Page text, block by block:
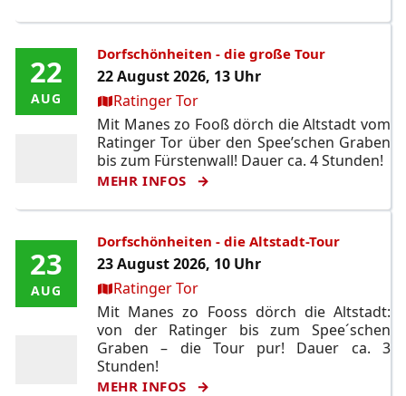
22
AUG
22
AUG
Dorfschönheiten - die große Tour
22 August 2026, 13 Uhr
Ort:Ratinger Tor
Mit Manes zo Fooß dörch die Altstadt vom
Ratinger Tor über den Spee’schen Graben
bis zum Fürstenwall! Dauer ca. 4 Stunden!
MEHR INFOS
23
AUG
23
AUG
Dorfschönheiten - die Altstadt-Tour
23 August 2026, 10 Uhr
Ort:Ratinger Tor
Mit Manes zo Fooss dörch die Altstadt:
von der Ratinger bis zum Spee´schen
Graben – die Tour pur! Dauer ca. 3
Stunden!
MEHR INFOS